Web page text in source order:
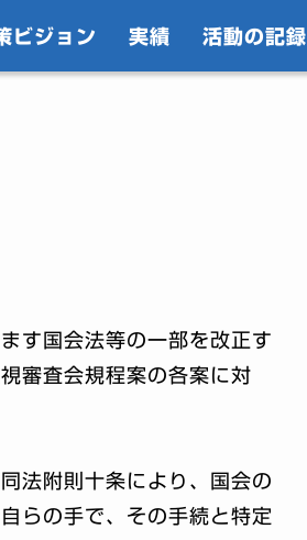
ビジョン 実績 活動の記録
す国会法等の一部を改正す
審査会規程案の各案に対
法附則十条により、国会の
らの手で、その手続と特定